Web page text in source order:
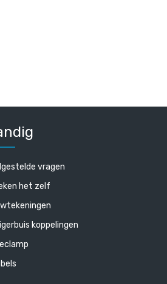
vragen
het zelf
koppelingen